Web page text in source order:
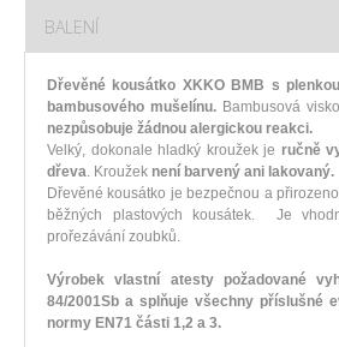
BALENÍ
Dřevěné kousátko XKKO BMB s
bambusového mušelínu. Bambusová
nezpůsobuje žádnou alergickou reakci.
Velký, dokonale hladký kroužek je ručně
dřeva. Kroužek není barvený ani lakovaný.
Dřevěné kousátko je bezpečnou a
běžných plastových kousátek. Je
prořezávání zoubků.
Výrobek vlastní atesty požadované
84/2001Sb a splňuje všechny příslušné
normy EN71 části 1,2 a 3.